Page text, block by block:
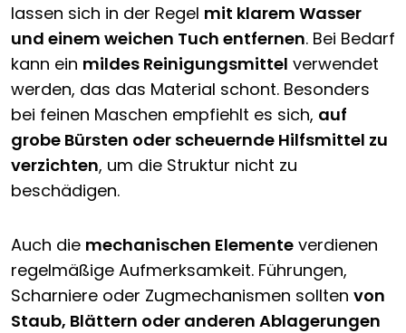
lassen sich in der Regel mit klarem Wasser
und einem weichen Tuch entfernen. Bei Bedarf
kann ein mildes Reinigungsmittel verwendet
werden, das das Material schont. Besonders
bei feinen Maschen empfiehlt es sich, auf
grobe Bürsten oder scheuernde Hilfsmittel zu
verzichten, um die Struktur nicht zu
beschädigen.
Auch die mechanischen Elemente verdienen
regelmäßige Aufmerksamkeit. Führungen,
Scharniere oder Zugmechanismen sollten von
Staub, Blättern oder anderen Ablagerungen